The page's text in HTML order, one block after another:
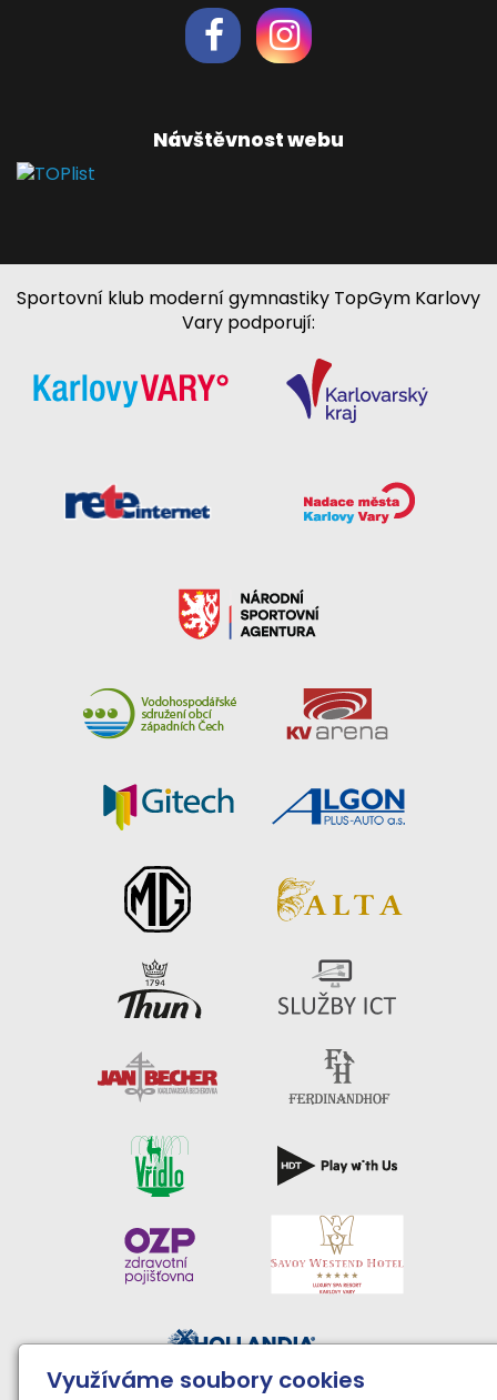
Návštěvnost webu
Sportovní klub moderní gymnastiky TopGym Karlovy
Vary podporují:
Využíváme soubory cookies